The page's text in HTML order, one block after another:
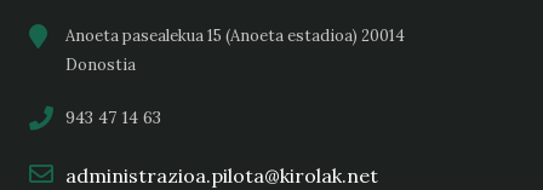
Anoeta pasealekua 15 (Anoeta estadioa) 20014
Donostia
943 47 14 63
administrazioa.pilota@kirolak.net